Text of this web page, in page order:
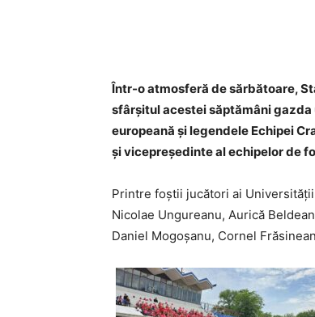
Într-o atmosferă de sărbătoare,
sfârșitul acestei săptămâni gazda
europeană și legendele Echipei
și vicepreședinte al echipelor de
Printre foștii jucători ai
Nicolae Ungureanu, Aurică
Daniel Mogoșanu, Cornel